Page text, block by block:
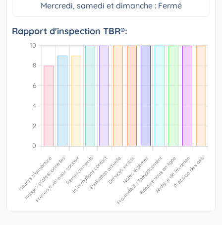
Mercredi, samedi et dimanche : Fermé
Rapport d'inspection TBR®: